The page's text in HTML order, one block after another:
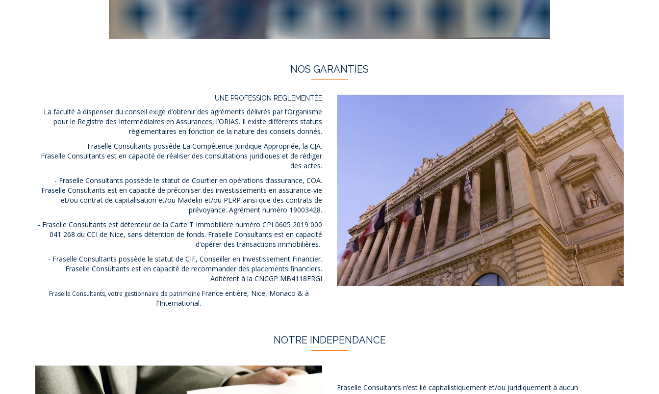
NOS GARANTIES
UNE PROFESSION REGLEMENTÉE
La faculté à dispenser du conseil exige d’obtenir des agréments délivrés par l’Organisme
pour le Registre des Intermédiaires en Assurances, l’ORIAS. Il existe différents statuts
règlementaires en fonction de la nature des conseils donnés.
- Fraselle Consultants possède La Compétence Juridique Appropriée, la CJA.
Fraselle Consultants est en capacité de réaliser des consultations juridiques et de rédiger
des actes.
- Fraselle Consultants possède le statut de Courtier en opérations d’assurance, COA.
Fraselle Consultants est en capacité de préconiser des investissements en assurance-vie
et/ou contrat de capitalisation et/ou Madelin et/ou PERP ainsi que des contrats de
prévoyance. Agrément numéro 19003428.
- Fraselle Consultants est détenteur de la Carte T Immobilière numéro CPI 0605 2019 000
041 268 du CCI de Nice, sans détention de fonds. Fraselle Consultants est en capacité
d’opérer des transactions immobilières.
- Fraselle Consultants possède le statut de CIF, Conseiller en Investissement Financier.
Fraselle Consultants est en capacité de recommander des placements financiers.
Adhérent à la CNCGP MB4118FRGI
Fraselle Consultants, votre gestionnaire de patrimoine France entière, Nice, Monaco & à
l'International.
NOTRE INDEPENDANCE
Fraselle Consultants n’est lié capitalistiquement et/ou juridiquement à aucun